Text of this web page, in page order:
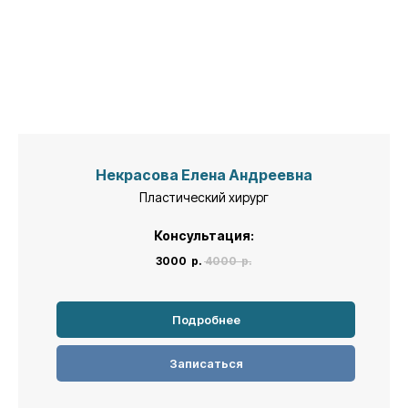
Некрасова Елена Андреевна
Пластический хирург
Консультация:
3000 р. 4000 р.
Подробнее
Записаться